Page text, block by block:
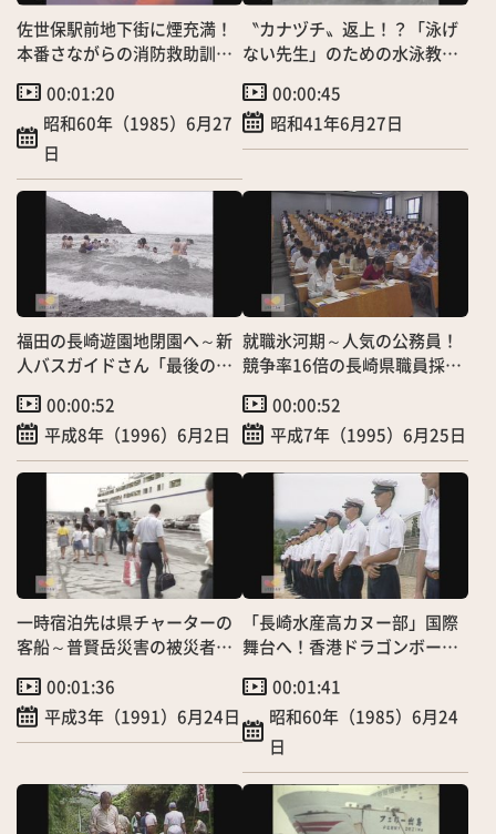
佐世保駅前地下街に煙充満！
本番さながらの消防救助訓
00:01:20
昭和60年（1985）6月27
日
〝カナヅチ〟返上！？「泳げ
ない先生」のための水泳教室
00:00:45
昭和41年6月27日
福田の長崎遊園地閉園へ～新
人バスガイドさん「最後の初
00:00:52
平成8年（1996）6月2日
就職氷河期～人気の公務員！
競争率16倍の長崎県職員採用
00:00:52
平成7年（1995）6月25日
一時宿泊先は県チャーターの
客船～普賢岳災害の被災者ら
00:01:36
平成3年（1991）6月24日
「長崎水産高カヌー部」国際
舞台へ！香港ドラゴンボート
00:01:41
昭和60年（1985）6月24
日